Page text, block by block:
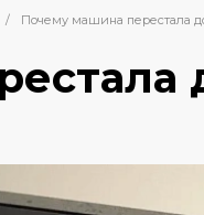
/ Почему машина перестала